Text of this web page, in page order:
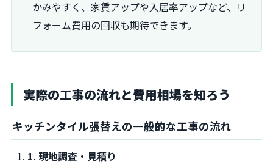
かみやすく、家賃アップや入居率アップなど、リ
フォーム費用の回収も期待できます。
実際の工事の流れと費用相場を知ろう
キッチンタイル張替えの一般的な工事の流れ
1. 現地調査・見積り